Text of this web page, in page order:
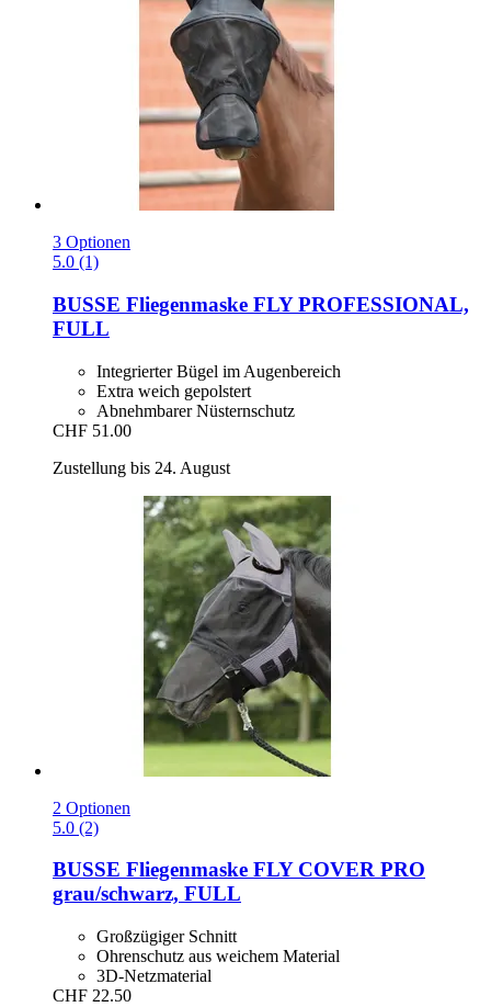
3 Optionen
5.0 (1)
BUSSE Fliegenmaske FLY PROFESSIONAL,
FULL
Integrierter Bügel im Augenbereich
Extra weich gepolstert
Abnehmbarer Nüsternschutz
CHF 51.00
Zustellung bis 24. August
2 Optionen
5.0 (2)
BUSSE Fliegenmaske FLY COVER PRO
grau/schwarz, FULL
Großzügiger Schnitt
Ohrenschutz aus weichem Material
3D-Netzmaterial
CHF 22.50